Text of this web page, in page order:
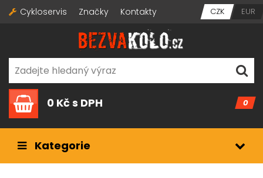
Cykloservis Značky Kontakty CZK EUR
0
0 Kčs DPH
Kategorie